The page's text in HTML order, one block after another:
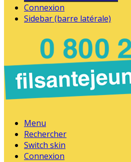
Connexion
Sidebar (barre latérale)
Menu
Rechercher
Switch skin
Connexion